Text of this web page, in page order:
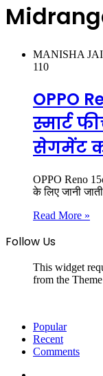
MANISHA
110
OPPO
स्मार्ट
सेगमेंट
OPPO Reno
के लिए जानी
Read More »
Follow Us
This widget
from the
Popular
Recent
Comments